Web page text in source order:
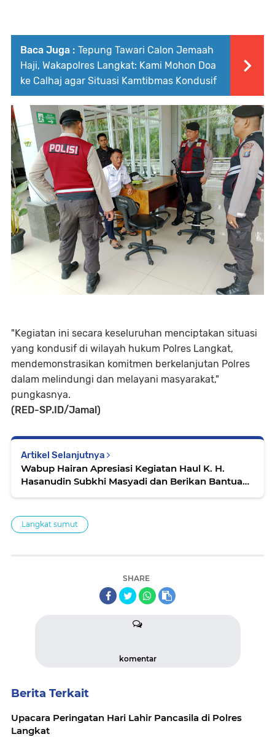
Baca Juga : Tepung Tawari Calon Jemaah
Haji, Wakapolres Langkat: Kami Mohon Doa
ke Calhaj agar Situasi Kamtibmas Kondusif
"Kegiatan ini secara keseluruhan menciptakan situasi
yang kondusif di wilayah hukum Polres Langkat,
mendemonstrasikan komitmen berkelanjutan Polres
dalam melindungi dan melayani masyarakat,"
pungkasnya.
(RED-SP.ID/Jamal)
Artikel Selanjutnya
Wabup Hairan Apresiasi Kegiatan Haul K. H.
Hasanudin Subkhi Masyadi dan Berikan Bantuan
Langkat sumut
SHARE
komentar
Berita Terkait
Upacara Peringatan Hari Lahir Pancasila di Polres
Langkat